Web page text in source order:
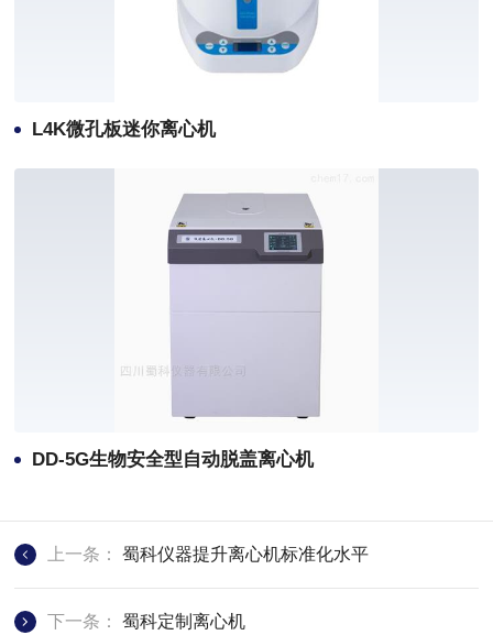
L4K微孔板迷你离心机
DD-5G生物安全型自动脱盖离心机
上一条：蜀科仪器提升离心机标准化水平
下一条：蜀科定制离心机